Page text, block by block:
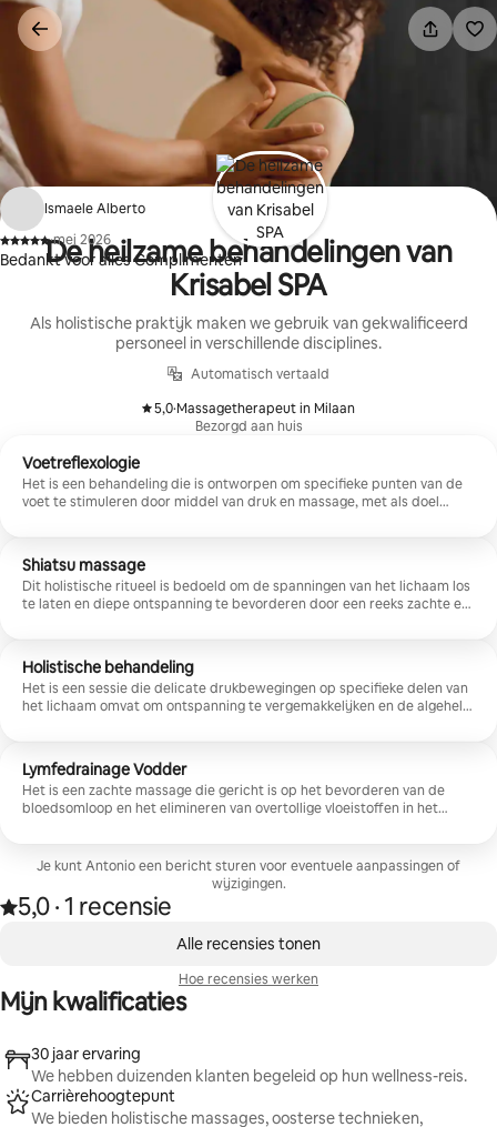
Ga
direct
naar
inhoud
De heilzame behandelingen van
Krisabel SPA
Als holistische praktijk maken we gebruik van gekwalificeerd
personeel in verschillende disciplines.
Automatisch vertaald
5,0
, ·Massagetherapeut in Milaan
Bezorgd aan huis
Voetreflexologie
Het is een behandeling die is ontworpen om specifieke punten van de
voet te stimuleren door middel van druk en massage, met als doel
Shiatsu massage
Dit holistische ritueel is bedoeld om de spanningen van het lichaam los
te laten en diepe ontspanning te bevorderen door een reeks zachte en
willen herontdekken.
Holistische behandeling
Het is een sessie die delicate drukbewegingen op specifieke delen van
het lichaam omvat om ontspanning te vergemakkelijken en de algehele
Lymfedrainage Vodder
Het is een zachte massage die gericht is op het bevorderen van de
bloedsomloop en het elimineren van overtollige vloeistoffen in het
van zwelling te verminderen en het welzijn van de benen te verbeteren.
Het is ideaal voor diegenen die een zachte en ontspannende massage
Je kunt Antonio een bericht sturen voor eventuele aanpassingen of
wijzigingen.
Beoordeeld met 5,0 van vijf sterren, van 1 recensie
5,0
, ·1 recensie
0 van 0 items weergegeven
Ismaele Alberto
, ·mei 2026
Bedankt voor alles Complimenten
Alle recensies tonen
Hoe recensies werken
Mijn kwalificaties
30 jaar ervaring
We hebben duizenden klanten begeleid op hun wellness-reis.
Carrièrehoogtepunt
We bieden holistische massages, oosterse technieken,